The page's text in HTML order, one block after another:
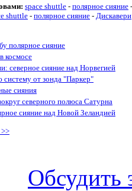
space shuttle - полярное сияние
shuttle - полярное сияние - Дискавери
полярное сияние
космосе
северное сияние над Норвегией
от зонда "Паркер"
сияния
северного полюса Сатурна
сияние над Новой Зеландией
Обсудить